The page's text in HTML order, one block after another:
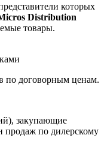
которых
Distribution
товары.
по договорным ценам.
закупающие
по дилерскому